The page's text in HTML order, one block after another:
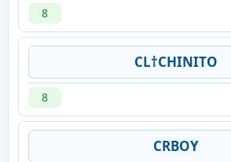
8
CL†CHINITO
8
CRBOY